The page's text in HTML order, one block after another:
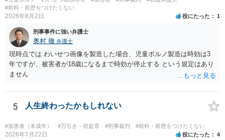
#前科・前歴をつけたくない
2026年8月2日 役にたった 1
刑事事件に強い弁護士
奥村 徹 弁護士
現時点では わいせつ画像を製造した場合、児童ポルノ製造は時効は3
年ですが、被害者が18歳になるまで時効が停止する という規定はあり
ません
5 人生終わったかもしれない
#加害者（未成年） #万引き・窃盗罪 #刑事裁判 #前科・前歴をつけたくない
2026年7月22日 役にたった 4